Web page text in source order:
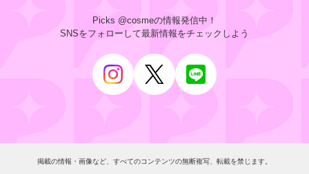
Picks @cosmeの情報発信中！
SNSをフォローして最新情報をチェックしよう
掲載の情報・画像など、すべてのコンテンツの無断複写、転載を禁じます。